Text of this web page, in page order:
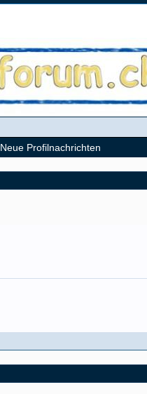
Neue Profilnachrichten